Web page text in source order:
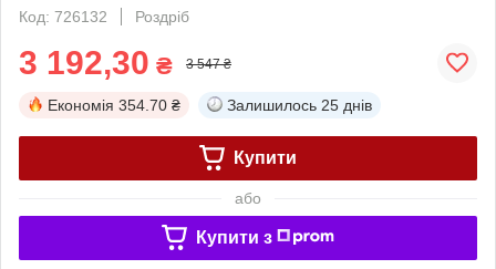
Код: 726132
Роздріб
3 192,30 ₴ 3 547 ₴
Економія 354.70 ₴ Залишилось 25 днів
Купити
або
Купити з